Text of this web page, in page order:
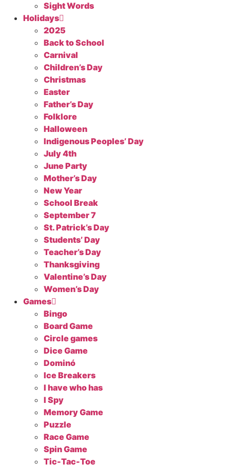
Sight Words
Holidays
2025
Back to School
Carnival
Children’s Day
Christmas
Easter
Father’s Day
Folklore
Halloween
Indigenous Peoples’ Day
July 4th
June Party
Mother’s Day
New Year
School Break
September 7
St. Patrick’s Day
Students’ Day
Teacher’s Day
Thanksgiving
Valentine’s Day
Women’s Day
Games
Bingo
Board Game
Circle games
Dice Game
Dominó
Ice Breakers
I have who has
I Spy
Memory Game
Puzzle
Race Game
Spin Game
Tic-Tac-Toe